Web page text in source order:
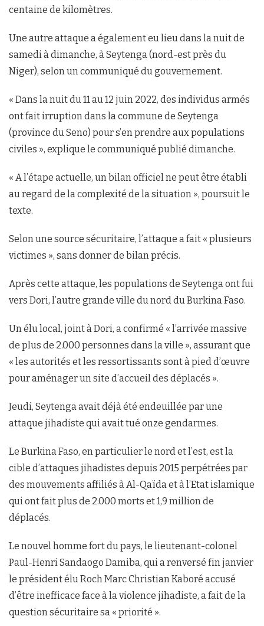
centaine de kilomètres.
Une autre attaque a également eu lieu dans la nuit de
samedi à dimanche, à Seytenga (nord-est près du
Niger), selon un communiqué du gouvernement.
« Dans la nuit du 11 au 12 juin 2022, des individus armés
ont fait irruption dans la commune de Seytenga
(province du Seno) pour s’en prendre aux populations
civiles », explique le communiqué publié dimanche.
« A l’étape actuelle, un bilan officiel ne peut être établi
au regard de la complexité de la situation », poursuit le
texte.
Selon une source sécuritaire, l’attaque a fait « plusieurs
victimes », sans donner de bilan précis.
Après cette attaque, les populations de Seytenga ont fui
vers Dori, l’autre grande ville du nord du Burkina Faso.
Un élu local, joint à Dori, a confirmé « l’arrivée massive
de plus de 2.000 personnes dans la ville », assurant que
« les autorités et les ressortissants sont à pied d’œuvre
pour aménager un site d’accueil des déplacés ».
Jeudi, Seytenga avait déjà été endeuillée par une
attaque jihadiste qui avait tué onze gendarmes.
Le Burkina Faso, en particulier le nord et l’est, est la
cible d’attaques jihadistes depuis 2015 perpétrées par
des mouvements affiliés à Al-Qaïda et à l’Etat islamique
qui ont fait plus de 2.000 morts et 1,9 million de
déplacés.
Le nouvel homme fort du pays, le lieutenant-colonel
Paul-Henri Sandaogo Damiba, qui a renversé fin janvier
le président élu Roch Marc Christian Kaboré accusé
d’être inefficace face à la violence jihadiste, a fait de la
question sécuritaire sa « priorité ».